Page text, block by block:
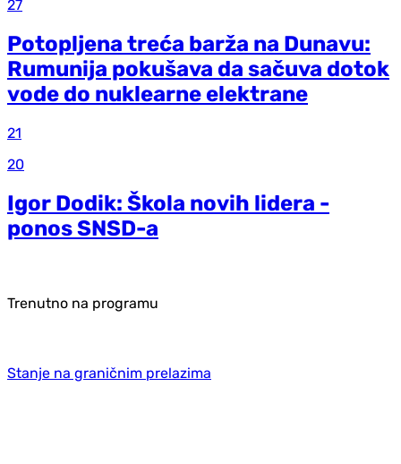
27
Potopljena treća barža na Dunavu:
Rumunija pokušava da sačuva dotok
vode do nuklearne elektrane
21
20
Igor Dodik: Škola novih lidera -
ponos SNSD-a
Trenutno na programu
Stanje na graničnim prelazima